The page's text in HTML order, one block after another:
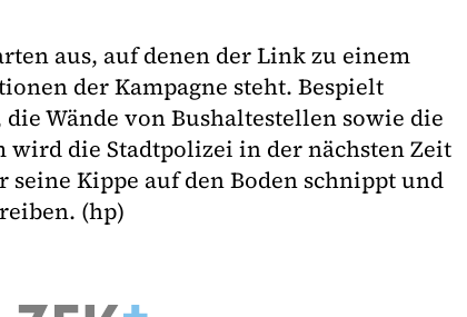
aus, auf denen der Link zu einem
der Kampagne steht. Bespielt
Wände von Bushaltestellen sowie die
wird die Stadtpolizei in der nächsten Zeit
Kippe auf den Boden schnippt und
(hp)